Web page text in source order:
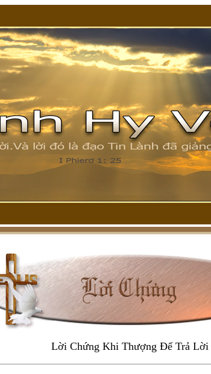
Lời Chứng Khi Thượng Đế Trả Lời